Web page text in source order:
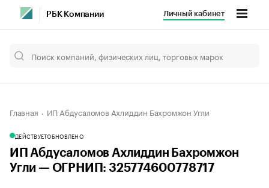
РБК Компании Личный кабинет
Главная ИП Абдусаломов Ахлиддин Бахромжон Угли
ДЕЙСТВУЕТОБНОВЛЕНО
ИП Абдусаломов Ахлиддин Бахромжон
Угли — ОГРНИП: 325774600778717